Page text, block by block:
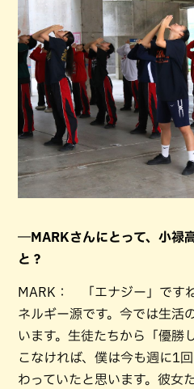
―MARKさんにとって、小禄
と？
MARK： 「エナジー」です
ネルギー源です。今では生活
います。生徒たちから「優勝
こなければ、僕は今も週に1
わっていたと思います。彼女